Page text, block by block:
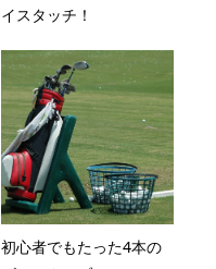
イスタッチ！
初心者でもたった4本の